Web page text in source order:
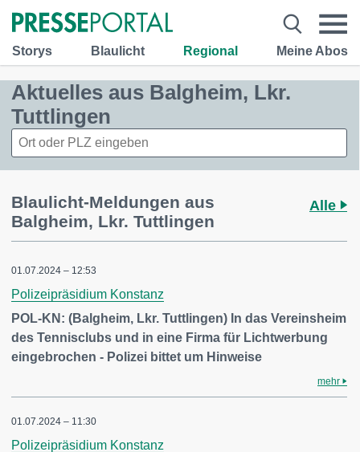
Storys Blaulicht Regional Meine Abos
Aktuelles aus Balgheim, Lkr.
Tuttlingen
Blaulicht-Meldungen aus
Balgheim, Lkr. Tuttlingen
Alle
01.07.2024 – 12:53
Polizeipräsidium Konstanz
POL-KN: (Balgheim, Lkr. Tuttlingen) In das Vereinsheim
des Tennisclubs und in eine Firma für Lichtwerbung
eingebrochen - Polizei bittet um Hinweise
mehr
01.07.2024 – 11:30
Polizeipräsidium Konstanz